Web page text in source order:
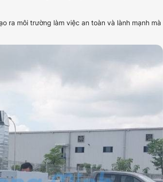
ra môi trường làm việc an toàn và lành mạnh mà